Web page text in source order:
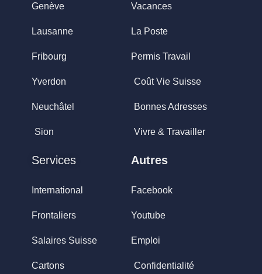
Genève
Lausanne
Fribourg
Yverdon
Neuchâtel
Sion
Vacances
La Poste
Permis Travail
Coût Vie Suisse
Bonnes Adresses
Vivre & Travailler
Services
International
Frontaliers
Salaires Suisse
Cartons
Autres
Facebook
Youtube
Emploi
Confidentialité